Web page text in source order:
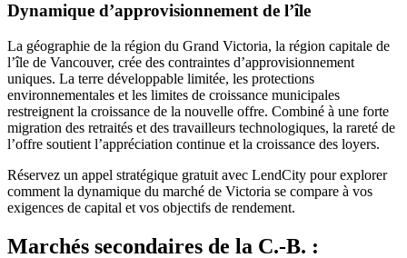
Dynamique d’approvisionnement de l’île
La géographie de la région du Grand Victoria, la région capitale de
l’île de Vancouver, crée des contraintes d’approvisionnement
uniques. La terre développable limitée, les protections
environnementales et les limites de croissance municipales
restreignent la croissance de la nouvelle offre. Combiné à une forte
migration des retraités et des travailleurs technologiques, la rareté de
l’offre soutient l’appréciation continue et la croissance des loyers.
Réservez un appel stratégique gratuit avec LendCity pour explorer
comment la dynamique du marché de Victoria se compare à vos
exigences de capital et vos objectifs de rendement.
Marchés secondaires de la C.-B. :